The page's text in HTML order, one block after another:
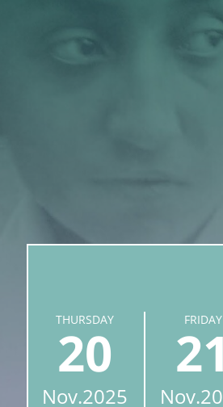
THURSDAY
20
Nov.2025
FRIDAY
21
Nov.